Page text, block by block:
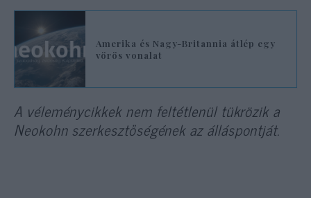
Amerika és Nagy-Britannia átlép egy
vörös vonalat
A véleménycikkek nem feltétlenül tükrözik a
Neokohn szerkesztőségének az álláspontját.